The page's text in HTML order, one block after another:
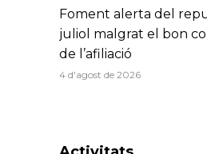
Foment alerta del
juliol malgrat el bon
de l’afiliació
4 d'agost de 2026